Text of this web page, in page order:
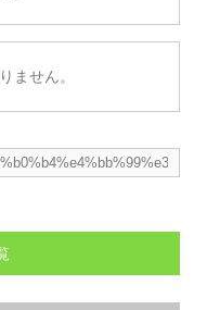
ません。